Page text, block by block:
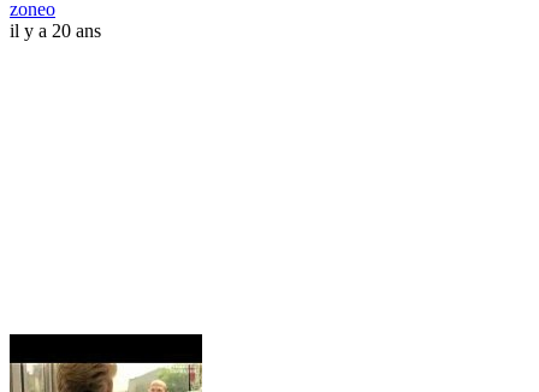
zoneo
il y a 20 ans